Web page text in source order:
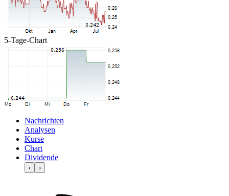
5-Tage-Chart
Nachrichten
Analysen
Kurse
Chart
Dividende
‹ ›